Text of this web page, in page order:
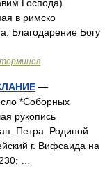
Господа)
в римско
Благодарение Богу
—
*Соборных
рукопись
Петра. Родиной
г. Вифсаида на
…